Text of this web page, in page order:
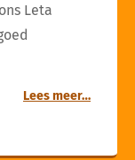
Leta
Lees meer…